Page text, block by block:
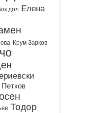
дол Елена
Крум Зарков
Тодор